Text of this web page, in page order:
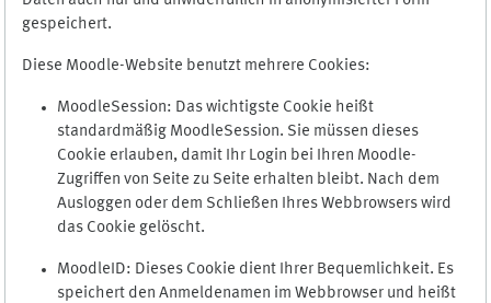
gespeichert.
Diese Moodle-Website benutzt mehrere Cookies:
MoodleSession: Das wichtigste Cookie heißt
standardmäßig MoodleSession. Sie müssen dieses
Cookie erlauben, damit Ihr Login bei Ihren Moodle-
Zugriffen von Seite zu Seite erhalten bleibt. Nach dem
Ausloggen oder dem Schließen Ihres Webbrowsers wird
das Cookie gelöscht.
MoodleID: Dieses Cookie dient Ihrer Bequemlichkeit. Es
speichert den Anmeldenamen im Webbrowser und heißt